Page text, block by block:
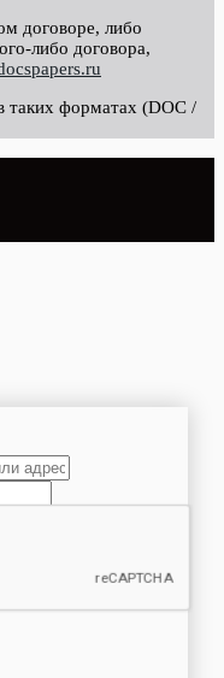
договоре, либо
либо договора,
форматах (DOC /